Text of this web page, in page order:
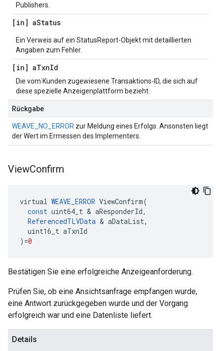
Publishers.
[in] aStatus
Ein Verweis auf ein StatusReport-Objekt mit detaillierten
Angaben zum Fehler.
[in] aTxnId
Die vom Kunden zugewiesene Transaktions-ID, die sich auf
diese spezielle Anzeigenplattform bezieht.
Rückgabe
WEAVE_NO_ERROR zur Meldung eines Erfolgs. Ansonsten liegt
der Wert im Ermessen des Implementers.
ViewConfirm
virtual WEAVE_ERROR ViewConfirm(
const uint64_t & aResponderId,
ReferencedTLVData & aDataList,
uint16_t aTxnId
) =0
Bestätigen Sie eine erfolgreiche Anzeigeanforderung.
Prüfen Sie, ob eine Ansichtsanfrage empfangen wurde,
eine Antwort zurückgegeben wurde und der Vorgang
erfolgreich war und eine Datenliste liefert.
Details